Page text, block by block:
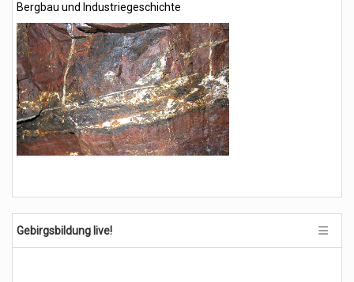
Bergbau und Industriegeschichte
Gebirgsbildung live!